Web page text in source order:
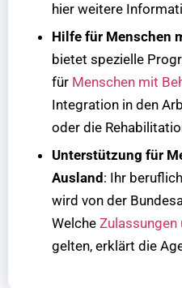
hier weitere
Hilfe für Menschen
bietet spezielle
für Menschen mit
Integration in den
oder die
Unterstützung für
Ausland : Ihr
wird von der
Welche Zulassungen
gelten, erklärt die